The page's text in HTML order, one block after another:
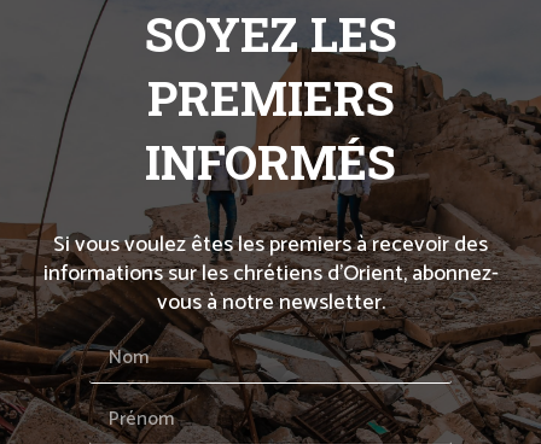
SOYEZ LES
PREMIERS
INFORMÉS
Si vous voulez êtes les premiers à recevoir des
informations sur les chrétiens d’Orient, abonnez-
vous à notre newsletter.